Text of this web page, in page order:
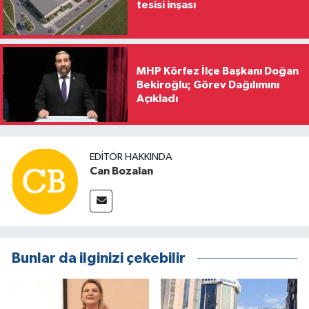
tesisi inşası
MHP Körfez İlçe Başkanı Doğan
Bekiroğlu; Görev Dağılımını
Açıkladı
EDITÖR HAKKINDA
Can Bozalan
Bunlar da ilginizi çekebilir